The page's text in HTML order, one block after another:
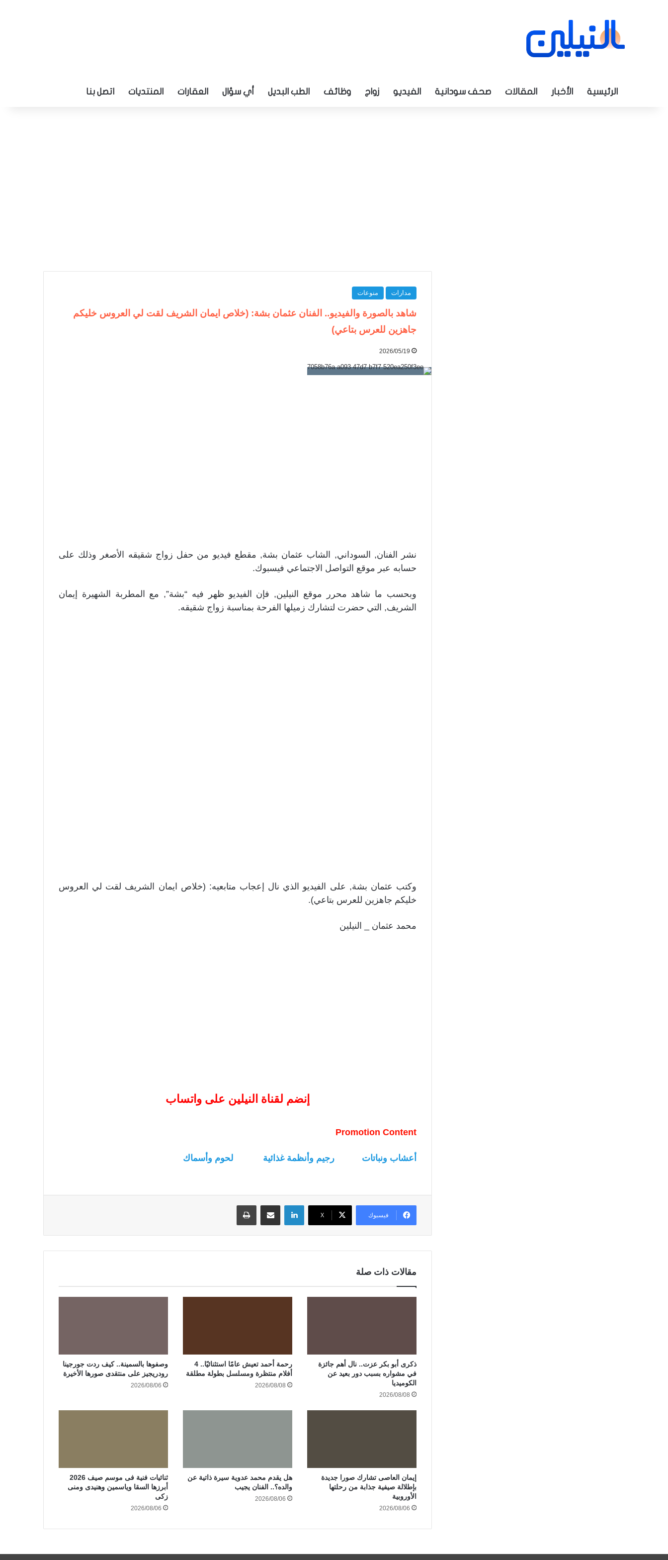
الرئيسية الأخبار المقالات صحف سودانية الفيديو زواج وظائف الطب البديل أي سؤال العقارات المنتديات اتصل بنا
مدارات منوعات
شاهد بالصورة والفيديو.. الفنان عثمان بشة: (خلاص ايمان الشريف لقت لي العروس خليكم
جاهزين للعرس بتاعي)
2026/05/19
نشر الفنان, السوداني, الشاب عثمان بشة, مقطع فيديو من حفل زواج شقيقه الأصغر وذلك على
حسابه عبر موقع التواصل الاجتماعي فيسبوك.
وبحسب ما شاهد محرر موقع النيلين, فإن الفيديو ظهر فيه “بشة”, مع المطربة الشهيرة إيمان
الشريف, التي حضرت لتشارك زميلها الفرحة بمناسبة زواج شقيقه.
وكتب عثمان بشة, على الفيديو الذي نال إعجاب متابعيه: (خلاص ايمان الشريف لقت لي العروس
خليكم جاهزين للعرس بتاعي).
محمد عثمان _ النيلين
إنضم لقناة النيلين على واتساب
Promotion Content
أعشاب ونباتات رجيم وأنظمة غذائية لحوم وأسماك
فيسبوك ‫X
لينكدإن
مقالات ذات صلة
ذكرى أبو بكر عزت.. نال أهم جائزة
في مشواره بسبب دور بعيد عن
الكوميديا
2026/08/08
رحمة أحمد تعيش عامًا استثنائيًا.. 4
أفلام منتظرة ومسلسل بطولة مطلقة
2026/08/08
وصفوها بالسمينة.. كيف ردت جورجينا
رودريجيز على منتقدى صورها الأخيرة
2026/08/06
إيمان العاصى تشارك صورا جديدة
بإطلالة صيفية جذابة من رحلتها
الأوروبية
2026/08/06
هل يقدم محمد عدوية سيرة ذاتية عن
والده؟.. الفنان يجيب
2026/08/06
ثنائيات فنية فى موسم صيف 2026
أبرزها السقا وياسمين وهنيدى ومنى
زكى
2026/08/06